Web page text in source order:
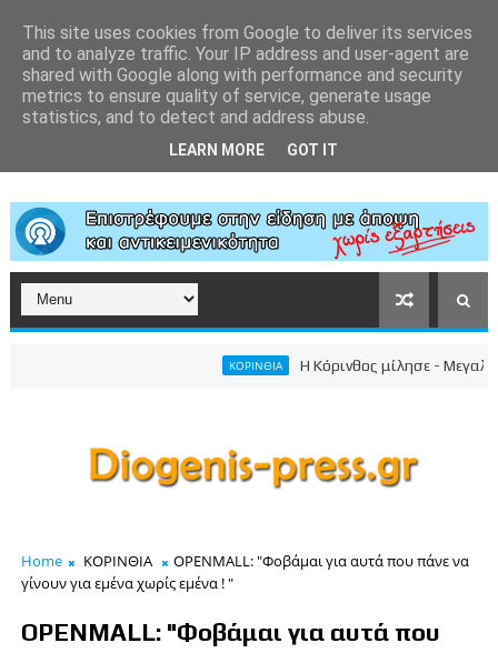
ΚΟΡΙΝΘΙΑ Η Κόρινθος μίλησε -
Home ΚΟΡΙΝΘΙΑ
OPENMALL: "Φοβάμαι για αυτά που πάνε να
γίνουν για εμένα χωρίς εμένα ! "
OPENMALL: "Φοβάμαι για αυτά που
This site uses cookies from Google to deliver its services
and to analyze traffic. Your IP address and user-agent are
shared with Google along with performance and security
metrics to ensure quality of service, generate usage
statistics, and to detect and address abuse.
LEARN MORE GOT IT